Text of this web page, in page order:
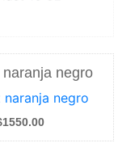
negro